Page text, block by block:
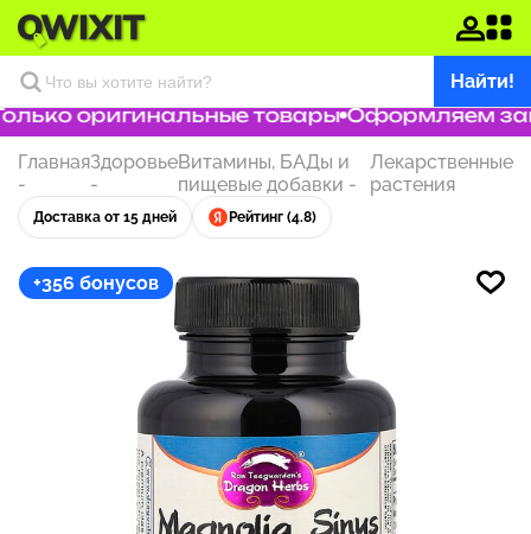
Найти!
оригинальные товары Оформляем
Главная
-
Здоровье
-
Витамины, БАДы и
пищевые добавки -
Лекарственные
растения
Доставка от 15 дней Рейтинг (4.8)
+356 бонусов